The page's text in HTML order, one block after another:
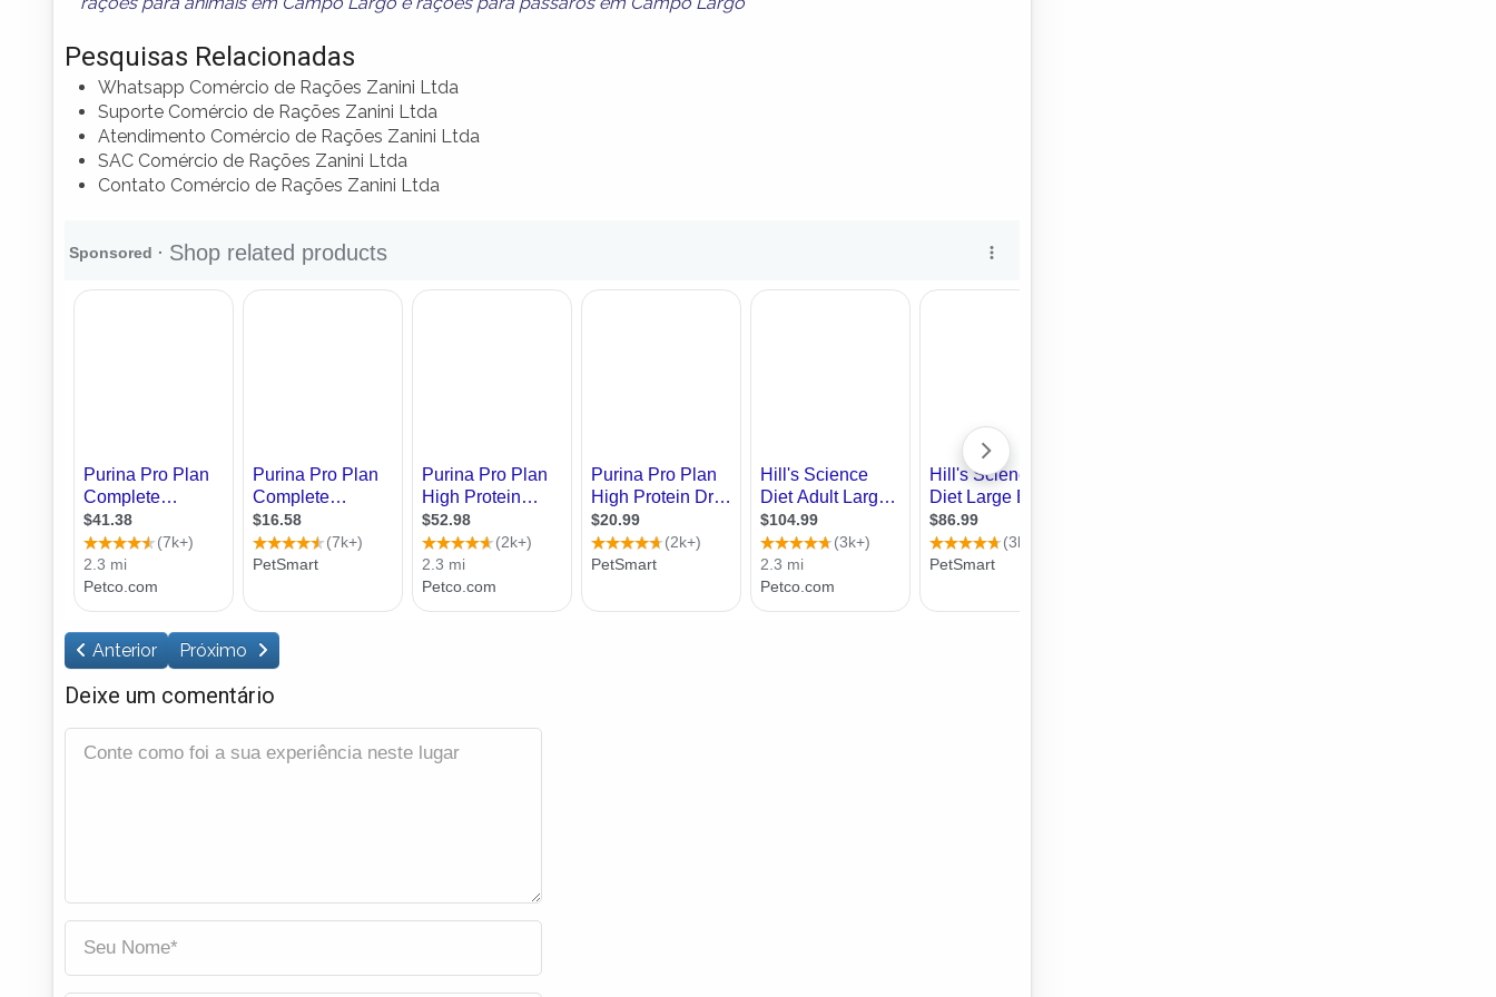
Pesquisas Relacionadas
Whatsapp Comércio de Rações Zanini Ltda
Suporte Comércio de Rações Zanini Ltda
Atendimento Comércio de Rações Zanini Ltda
SAC Comércio de Rações Zanini Ltda
Contato Comércio de Rações Zanini Ltda
Anterior Próximo
Deixe um comentário